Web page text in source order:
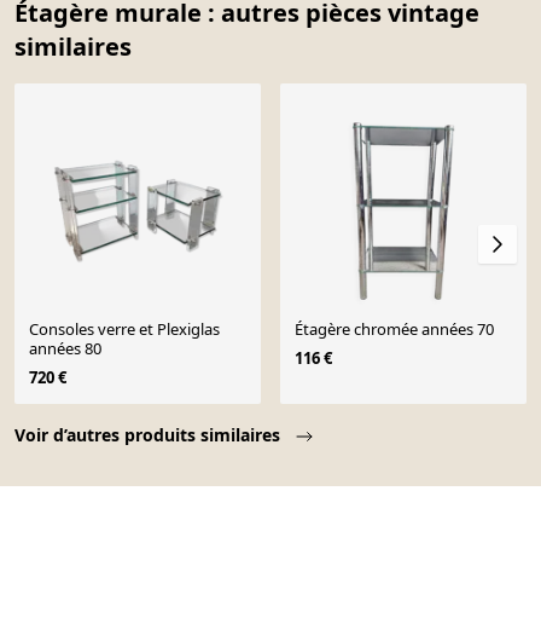
Étagère murale : autres pièces vintage
similaires
Voir d’autres produits similaires
Consoles verre et Plexiglas
années 80
720 €
Étagère chromée années 70
116 €